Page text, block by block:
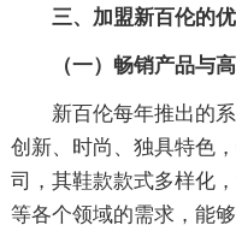
三、加盟新百伦的
（一）畅销产品与
新百伦每年推出的
创新、时尚、独具特色
司，其鞋款款式多样化
等各个领域的需求，能